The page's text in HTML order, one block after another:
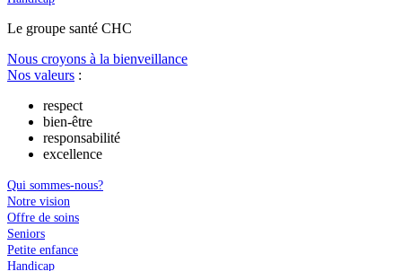
Le groupe santé CHC
Nous croyons à la bienveillance
Nos valeurs :
respect
bien-être
responsabilité
excellence
Qui sommes-nous?
Notre vision
Offre de soins
Seniors
Petite enfance
Handicap